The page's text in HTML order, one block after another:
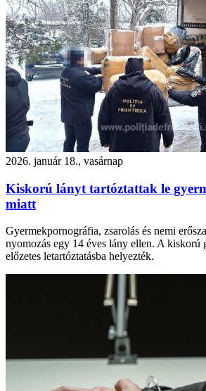
2026. január 18., vasárnap
Kiskorú lányt tartóztattak le
miatt
Gyermekpornográfia, zsarolás és nemi
nyomozás egy 14 éves lány ellen. A kiskorú
előzetes letartóztatásba helyezték.